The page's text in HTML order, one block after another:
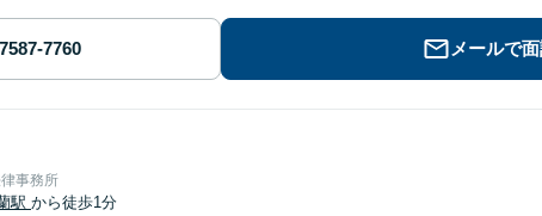
メールで
事務所
駅 から徒歩1分